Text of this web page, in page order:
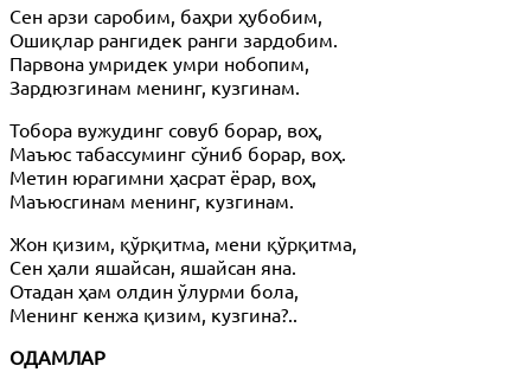
Сен арзи саробим, баҳри ҳубобим,
Ошиқлар рангидек ранги зардобим.
Парвона умридек умри нобопим,
Зардюзгинам менинг, кузгинам.
Тобора вужудинг совуб борар, воҳ,
Маъюс табассуминг сўниб борар, воҳ.
Метин юрагимни ҳасрат ёрар, воҳ,
Маъюсгинам менинг, кузгинам.
Жон қизим, қўрқитма, мени қўрқитма,
Сен ҳали яшайсан, яшайсан яна.
Отадан ҳам олдин ўлурми бола,
Менинг кенжа қизим, кузгина?..
ОДАМЛАР